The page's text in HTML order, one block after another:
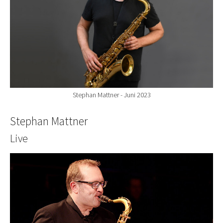
Stephan Mattner - Juni 2023
Stephan Mattner
Live
Show larger version for: